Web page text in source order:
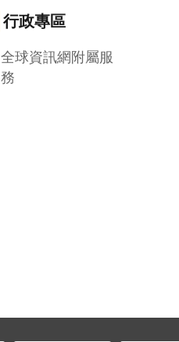
行政專區
全球資訊網附屬服
務